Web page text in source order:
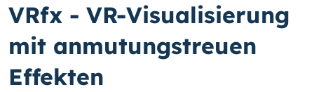
VRfx - VR-Visualisierung
mit anmutungstreuen
Effekten